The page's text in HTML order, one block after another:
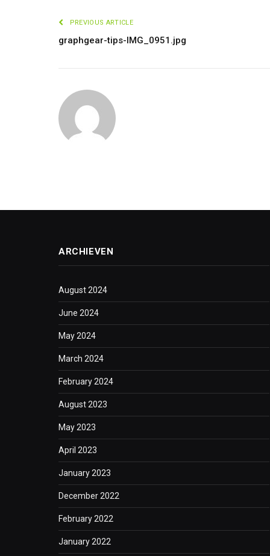
PREVIOUS ARTICLE
graphgear-tips-IMG_0951.jpg
ARCHIEVEN
August 2024
June 2024
May 2024
March 2024
February 2024
August 2023
May 2023
April 2023
January 2023
December 2022
February 2022
January 2022